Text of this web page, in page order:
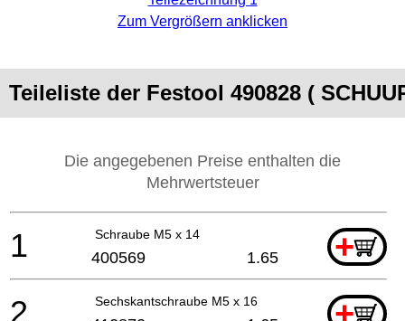
Zum Vergrößern anklicken
Teileliste der Festool 490828 (
Die angegebenen Preise enthalten die
Mehrwertsteuer
Schraube M5 x 14 +
1 400569 1.65
Sechskantschraube M5 x 16
2